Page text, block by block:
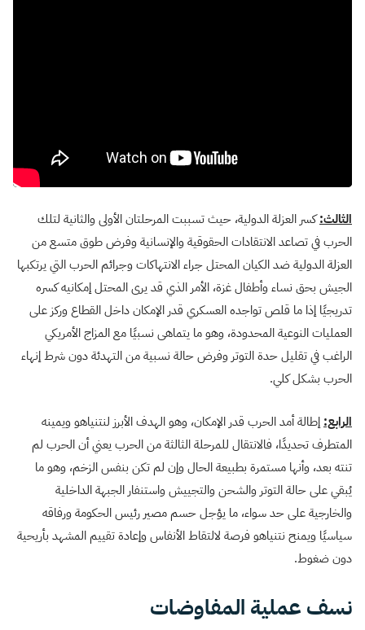
الثالث:كسر العزلة الدولية، حيث تسببت المرحلتان الأولى والثانية لتلك
الحرب في تصاعد الانتقادات الحقوقية والإنسانية وفرض طوق متسع من
العزلة الدولية ضد الكيان المحتل جراء الانتهاكات وجرائم الحرب التي يرتكبها
الجيش بحق نساء وأطفال غزة، الأمر الذي قد يرى المحتل إمكانيه كسره
تدريجيًا إذا ما قلص تواجده العسكري قدر الإمكان داخل القطاع وركز على
العمليات النوعية المحدودة، وهو ما يتماهى نسبيًا مع المزاج الأمريكي
الراغب في تقليل حدة التوتر وفرض حالة نسبية من التهدئة دون شرط إنهاء
الحرب بشكل كلي.
الرابع: إطالة أمد الحرب قدر الإمكان، وهو الهدف الأبرز لنتنياهو ويمينه
المتطرف تحديدًا، فالانتقال للمرحلة الثالثة من الحرب يعني أن الحرب لم
تنته بعد، وأنها مستمرة بطبيعة الحال وإن لم تكن بنفس الزخم، وهو ما
يُبقي على حالة التوتر والشحن والتجييش واستنفار الجبهة الداخلية
والخارجية على حد سواء، ما يؤجل حسم مصير رئيس الحكومة ورفاقه
سياسيًا ويمنح نتنياهو فرصة لالتقاط الأنفاس وإعادة تقييم المشهد بأريحية
دون ضغوط.
نسف عملية المفاوضات